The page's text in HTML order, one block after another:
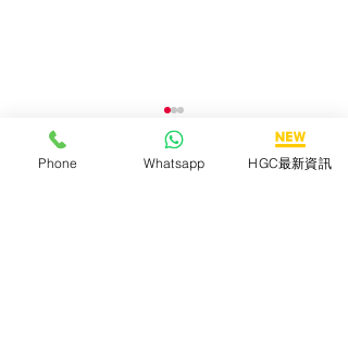
Phone Whatsapp HGC最新資訊